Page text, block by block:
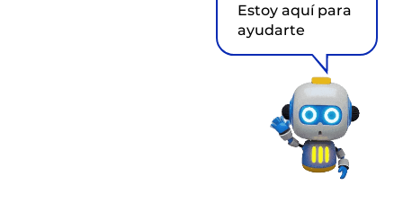
Estoy aquí para
ayudarte